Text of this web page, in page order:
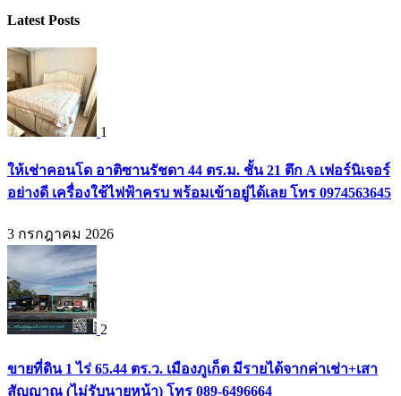
Latest Posts
1
ให้เช่าคอนโด อาติซานรัชดา 44 ตร.ม. ชั้น 21 ตึก A เฟอร์นิเจอร์
อย่างดี เครื่องใช้ไฟฟ้าครบ พร้อมเข้าอยู่ได้เลย โทร 0974563645
3 กรกฎาคม 2026
2
ขายที่ดิน 1 ไร่ 65.44 ตร.ว. เมืองภูเก็ต มีรายได้จากค่าเช่า+เสา
สัญญาณ (ไม่รับนายหน้า) โทร 089-6496664